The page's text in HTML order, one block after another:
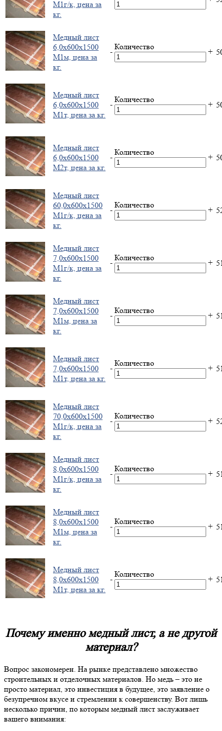
М1г/к, цена за
кг.
Медный лист
6,0х600х1500
М1м, цена за
кг.
-
Количество
+
Медный лист
6,0х600х1500
М1т, цена за кг.
-
Количество
+
Медный лист
6,0х600х1500
М2т, цена за кг.
-
Количество
+
Медный лист
60,0х600х1500
М1г/к, цена за
кг.
-
Количество
+
Медный лист
7,0х600х1500
М1г/к, цена за
кг.
-
Количество
+
Медный лист
7,0х600х1500
М1м, цена за
кг.
-
Количество
+
Медный лист
7,0х600х1500
М1т, цена за кг.
-
Количество
+
Медный лист
70,0х600х1500
М1г/к, цена за
кг.
-
Количество
+
Медный лист
8,0х600х1500
М1г/к, цена за
кг.
-
Количество
+
Медный лист
8,0х600х1500
М1м, цена за
кг.
-
Количество
+
Медный лист
8,0х600х1500
М1т, цена за кг.
-
Количество
+
Почему именно медный лист, а не другой
материал?
Вопрос закономерен. На рынке представлено множество
строительных и отделочных материалов. Но медь – это не
просто материал, это инвестиция в будущее, это заявление о
безупречном вкусе и стремлении к совершенству. Вот лишь
несколько причин, по которым медный лист заслуживает
вашего внимания: